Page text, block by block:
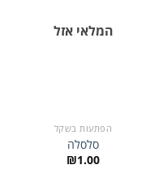
המלאי אזל
הפתעות בשקל
סלסלה
₪1.00